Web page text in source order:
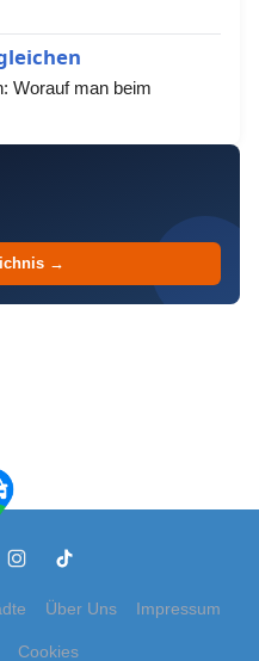
Worauf man beim
→
Über Uns Impressum
Cookies